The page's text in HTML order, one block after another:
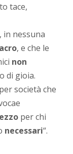
tace,
in nessuna
, e che le
non
o di gioia.
società che
per chi
necessari“.